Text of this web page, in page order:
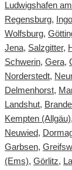
Ludwigshafen
Regensburg,
Wolfsburg,
Jena, Salzgitter,
Schwerin, Gera,
Norderstedt,
Delmenhorst,
Landshut,
Kempten (Allgäu),
Neuwied,
Garbsen,
(Ems), Görlitz,